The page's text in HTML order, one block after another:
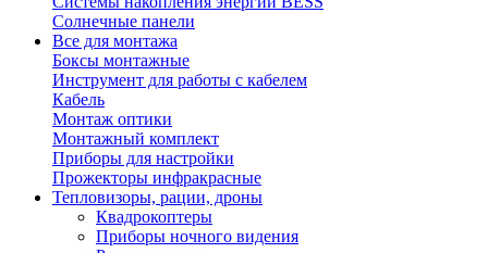
Солнечные панели
Все для монтажа
Боксы монтажные
Инструмент для работы с кабелем
Кабель
Монтаж оптики
Монтажный комплект
Приборы для настройки
Прожекторы инфракрасные
Тепловизоры, рации, дроны
Квадрокоптеры
Приборы ночного видения